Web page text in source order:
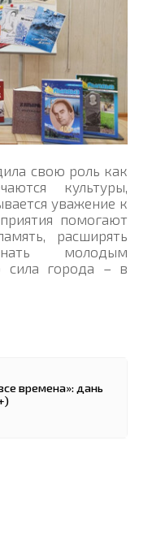
свою роль как
культуры,
уважение к
помогают
расширять
молодым
сила города – в
времена»: дань